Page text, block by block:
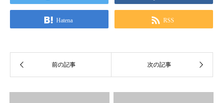
Hatena RSS